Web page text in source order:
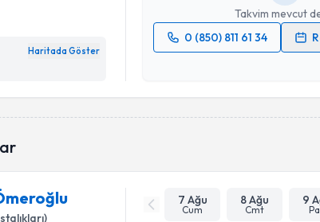
Haritada Göster
Takvim mevcut
0 (850) 811 61 34
işlenmesini kabul ediyorum.
7 Ağu
Cum
8 Ağu
Cmt
9